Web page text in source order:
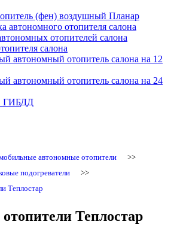
(фен) воздушный Планар
автономного отопителя салона
отопителей салона
салона
автономный отопитель салона на 12
автономный отопитель салона на 24
ГИБДД
автономные отопители
>>
подогреватели
>>
Теплостар
Теплостар